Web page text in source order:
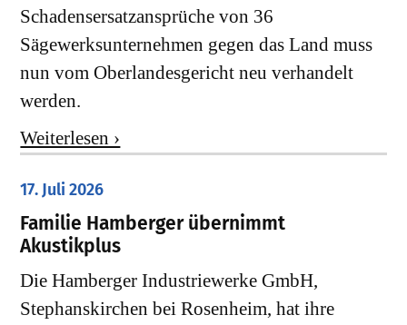
Schadensersatzansprüche von 36
Sägewerksunternehmen gegen das Land muss
nun vom Oberlandesgericht neu verhandelt
werden.
Weiterlesen ›
17. Juli 2026
Familie Hamberger übernimmt
Akustikplus
Die Hamberger Industriewerke GmbH,
Stephanskirchen bei Rosenheim, hat ihre